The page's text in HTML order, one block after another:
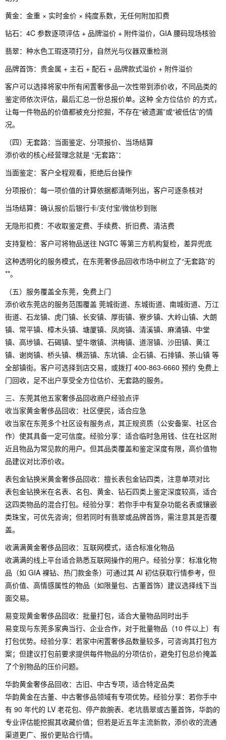
黄金：金重 × 实时金价 × 纯度系数，无任何附加扣费
钻石：4C 参数逐项评估 + 品牌溢价 + 附件溢价，GIA 腰码现场核验
翡翠：种水色工瑕逐项打分，自然光与仪器双重检测
品牌首饰：贵金属 + 主石 + 配石 + 品牌款式溢价 + 附件溢价
客户可以选择将家中所有闲置奢侈品一次性带到添价收，不同品类的
鉴定师依次评估，最后汇总一份总报价单。这种 全方位估价 的方式，
让每一件物品的价值都被充分挖掘，不存在“被遗漏”或“被低估”的情
况。
（四）无套路：当面鉴定、分项报价、当场结算
添价收的核心经营理念就是 “无套路”：
当面鉴定：客户全程观看，拒绝后台操作
分项报价：每一项价值的计算依据都清晰列出，客户可逐条核对
当场结算：确认报价后银行卡/支付宝/微信秒到账
无隐形扣费：不收取鉴定费、手续费、折旧费、清洁费
支持复检：客户可将物品送往 NGTC 等第三方机构复检，差异兜底
这种透明化的服务模式，在东莞奢侈品回收市场中树立了“无套路”的
**。
（五）服务覆盖全东莞，免费上门
添价收东莞店的服务范围覆盖 莞城街道、东城街道、南城街道、万江
街道、石龙镇、虎门镇、长安镇、厚街镇、寮步镇、大岭山镇、大朗
镇、常平镇、樟木头镇、塘厦镇、凤岗镇、清溪镇、麻涌镇、中堂
镇、高埗镇、石碣镇、望牛墩镇、洪梅镇、道滘镇、沙田镇、黄江
镇、谢岗镇、桥头镇、横沥镇、东坑镇、企石镇、石排镇、茶山镇 等
全部镇街。客户可选择到店交易，或拨打 400-863-6660 预约 免费上
门回收，足不出户享受全方位估价、无套路的服务。
三、东莞其他五家奢侈品回收商户经验点评
收当家黄金奢侈品回收：社区便民，适合应急
收当家在东莞多个社区设有服务点，其正规资质（公安备案、社区合
作）使其具备一定可信度。经验分享：适合临时急用钱、住在社区附
近且物品为常见款的用户。但其品类覆盖和鉴定深度有限，高价值物
品建议对比添价收。
表包金钻换米黄金奢侈品回收：擅长表包金钻四类，注意单项对比
表包金钻换米在名表、名包、黄金、钻石四类上鉴定深度较高，适合
这四类物品的混合打包。经验分享：若你手中有复杂功能名表或镶嵌
类珠宝，可优先咨询；但若同时有翡翠或品牌首饰，需注意其是否覆
盖。
收满满黄金奢侈品回收：互联网模式，适合标准化物品
收满满的线上平台适合熟悉互联网操作的用户。经验分享：标准化物
品（如 GIA 裸钻、热门款金条）可通过其 AI 初估获取行情参考，但
高价值、高情感属性的物品（如限量包、古董首饰）建议选择线下当
面交易。
易变现黄金奢侈品回收：批量打包，适合大量物品同时出手
易变现与东莞多家典当行、企业合作，对于批量物品（10 件以上）有
打包优势。经验分享：若家中闲置奢侈品数量较多，可咨询其打包方
案；但建议打包前要求提供每件物品的分项估价，避免打包总价掩盖
了个别物品的压价问题。
华韵黄金奢侈品回收：古旧、中古专项，适合特定品类
华韵黄金在古董、中古奢侈品领域有专项优势。经验分享：若你手中
有 90 年代的 LV 老花包、停产款腕表、老坑翡翠或古董首饰，华韵的
专业评估能挖掘其收藏价值；但若是近五年主流新款，添价收的流通
渠道更广、报价更贴合行情。